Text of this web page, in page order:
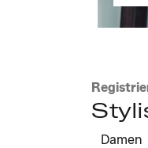
Damen